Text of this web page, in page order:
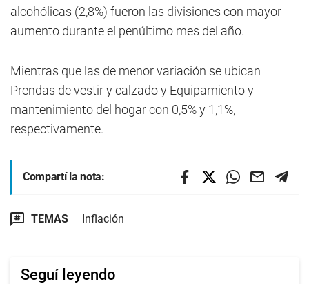
alcohólicas (2,8%) fueron las divisiones con mayor
aumento durante el penúltimo mes del año.
Mientras que las de menor variación se ubican
Prendas de vestir y calzado y Equipamiento y
mantenimiento del hogar con 0,5% y 1,1%,
respectivamente.
Compartí la nota:
TEMAS Inflación
Seguí leyendo